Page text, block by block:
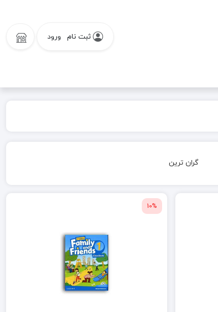
ثبت نام ورود
گران ترین
10%